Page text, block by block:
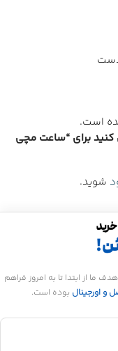
دست
است.
کنید برای “ساعت مچی
شوید.
خود را از سال 1401 آغاز کرد. هدف ما از ابتدا تا به امروز فراهم
و اورجینال بوده است.